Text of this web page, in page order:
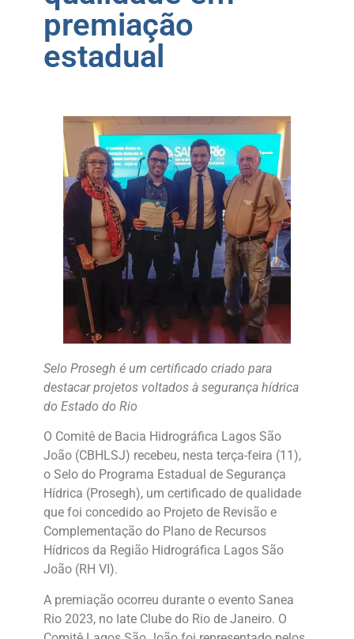
premiação
estadual
Selo Prosegh é um certificado criado para
destacar projetos voltados à segurança hídrica
do Estado do Rio
O Comitê de Bacia Hidrográfica Lagos São
João (CBHLSJ) recebeu, nesta terça-feira (11),
o Selo do Programa Estadual de Segurança
Hídrica (Prosegh), um certificado de qualidade
que foi concedido ao Projeto de Revisão e
Complementação do Plano de Recursos
Hídricos da Região Hidrográfica Lagos São
João (RH VI).
A premiação ocorreu durante o evento Sanea
Rio 2023, no Iate Clube do Rio de Janeiro. O